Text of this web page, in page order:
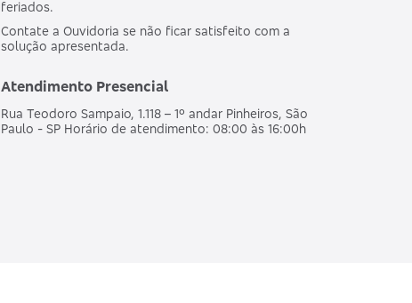
feriados.
Contate a Ouvidoria se não ficar satisfeito com a
solução apresentada.
Atendimento Presencial
Rua Teodoro Sampaio, 1.118 – 1º andar Pinheiros, São
Paulo - SP Horário de atendimento: 08:00 às 16:00h